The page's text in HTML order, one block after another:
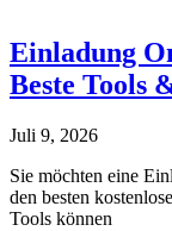
Einladung
Beste Tools
Juli 9, 2026
Sie möchten eine
den besten
Tools können